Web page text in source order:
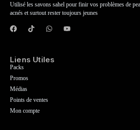
Utilisé les savons sahel pour finir vos problèmes de
acnés et surtout rester toujours jeunes
Liens Utiles
Packs
Promos
Médias
Points de ventes
Mon compte